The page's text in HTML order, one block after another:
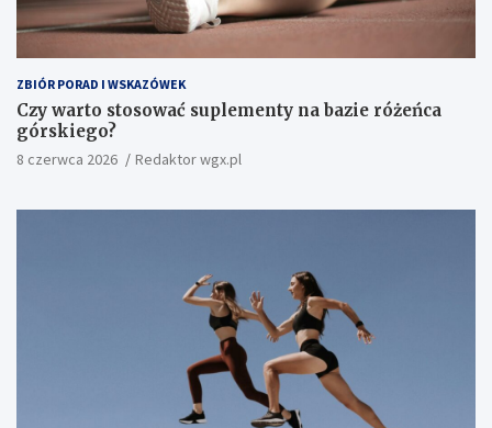
ZBIÓR PORAD I WSKAZÓWEK
Czy warto stosować suplementy na bazie różeńca
górskiego?
8 czerwca 2026 Redaktor wgx.pl